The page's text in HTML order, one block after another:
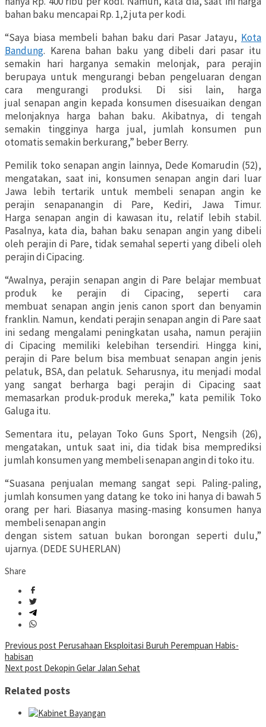
bahan baku mencapai Rp. 1,2 juta per kodi.
“Saya biasa membeli bahan baku dari Pasar Jatayu, Kota
Bandung. Karena bahan baku yang dibeli dari pasar itu
semakin hari harganya semakin melonjak, para perajin
berupaya untuk mengurangi beban pengeluaran dengan
cara mengurangi produksi. Di sisi lain, harga
jual senapan angin kepada konsumen disesuaikan dengan
melonjaknya harga bahan baku. Akibatnya, di tengah
semakin tingginya harga jual, jumlah konsumen pun
otomatis semakin berkurang,” beber Berry.
Pemilik toko senapan angin lainnya, Dede Komarudin (52),
mengatakan, saat ini, konsumen senapan angin dari luar
Jawa lebih tertarik untuk membeli senapan angin ke
perajin senapanangin di Pare, Kediri, Jawa Timur.
Harga senapan angin di kawasan itu, relatif lebih stabil.
Pasalnya, kata dia, bahan baku senapan angin yang dibeli
oleh perajin di Pare, tidak semahal seperti yang dibeli oleh
perajin di Cipacing.
“Awalnya, perajin senapan angin di Pare belajar membuat
produk ke perajin di Cipacing, seperti cara
membuat senapan angin jenis canon sport dan benyamin
franklin. Namun, kendati perajin senapan angin di Pare saat
ini sedang mengalami peningkatan usaha, namun perajiin
di Cipacing memiliki kelebihan tersendiri. Hingga kini,
perajin di Pare belum bisa membuat senapan angin jenis
pelatuk, BSA, dan pelatuk. Seharusnya, itu menjadi modal
yang sangat berharga bagi perajin di Cipacing saat
memasarkan produk-produk mereka,” kata pemilik Toko
Galuga itu.
Sementara itu, pelayan Toko Guns Sport, Nengsih (26),
mengatakan, untuk saat ini, dia tidak bisa memprediksi
jumlah konsumen yang membeli senapan angin di toko itu.
“Suasana penjualan memang sangat sepi. Paling-paling,
jumlah konsumen yang datang ke toko ini hanya di bawah 5
orang per hari. Biasanya masing-masing konsumen hanya
membeli senapan angin
dengan sistem satuan bukan borongan seperti dulu,”
ujarnya. (DEDE SUHERLAN)
Share
Post
navigation
Previous post Perusahaan Eksploitasi Buruh Perempuan Habis-
habisan
Next post Dekopin Gelar Jalan Sehat
Related posts